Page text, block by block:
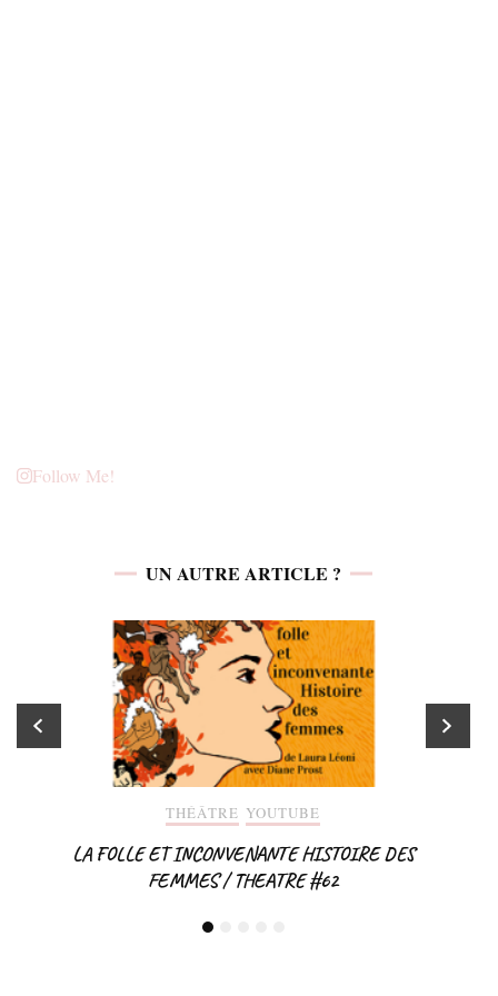
Follow Me!
UN AUTRE ARTICLE ?
THÉÂTRE YOUTUBE
LA FOLLE ET INCONVENANTE HISTOIRE DES
FEMMES / THEATRE #62